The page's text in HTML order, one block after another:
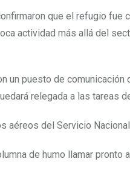
que el refugio fue
actividad más allá del
puesto de comunicación
relegada a las tareas
del Servicio
de humo llamar pronto